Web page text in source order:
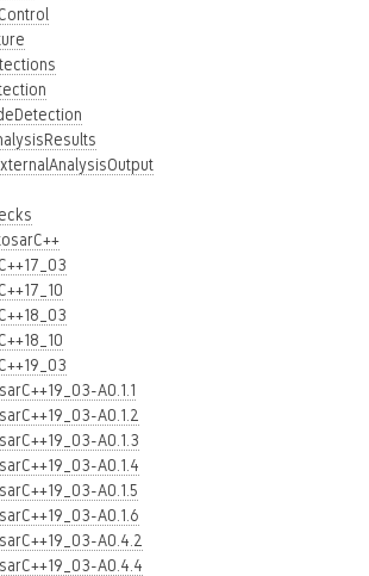
A0.1.1
A0.1.2
A0.1.3
A0.1.4
A0.1.5
A0.1.6
A0.4.2
A0.4.4